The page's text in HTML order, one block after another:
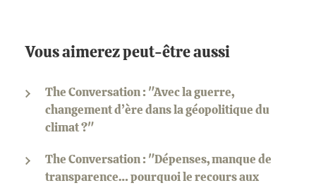
Vous aimerez peut-être aussi
The Conversation : "Avec la guerre,
changement d’ère dans la géopolitique du
climat ?"
The Conversation : "Dépenses, manque de
transparence… pourquoi le recours aux